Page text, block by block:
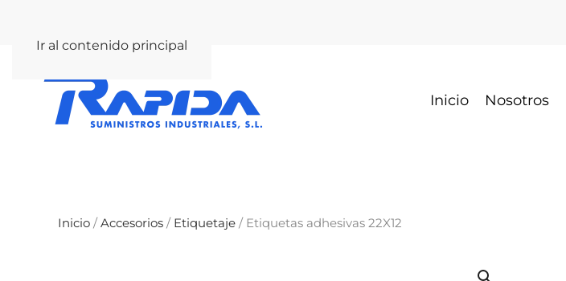
Ir al contenido principal
Inicio Nosotros
Inicio /Accesorios / Etiquetaje / Etiquetas adhesivas 22X12